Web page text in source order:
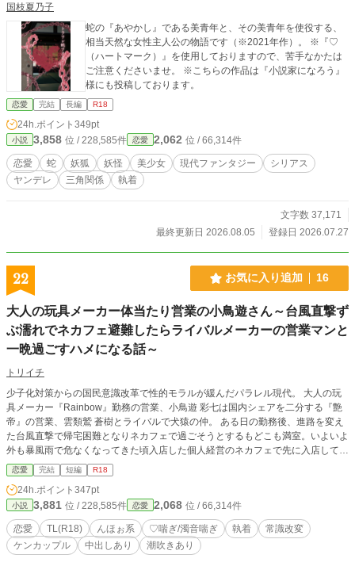
国枝夏乃子
蛇の『あやかし』である美青年と、その美青年を使役する、
相当天然な女性主人公の物語です（※2021年作）。 ※『♡
（ハートマーク）』を使用しておりますので、苦手なかたは
ご注意くださいませ。 ※こちらの作品は『小説家になろう』
様にも投稿しております。
恋愛 完結 長編 R18
24h.ポイント 349pt
小説 3,858 位 / 228,585件 恋愛 2,062 位 / 66,314件
恋愛 蛇 妖狐 妖怪 美少女 現代ファンタジー
シリアス
ヤンデレ
三角関係 執着
文字数 37,171
最終更新日 2026.08.05
登録日 2026.07.27
22 お気に入り追加 16
大人の玩具メーカー体当たり営業の小鳥遊さん～台風直撃ず
ぶ濡れでネカフェ避難したらライバルメーカーの営業マンと
一晩過ごすハメになる話～
トリイチ
少子化対策からの国民意識改革で性的モラルが緩んだパラレル現代。 大人の玩
具メーカー『Rainbow』勤務の営業、小鳥遊 彩七は国内シェアを二分する『艶
帝』の営業、雲類鷲 蒼樹とライバルで犬猿の仲。 ある日の勤務後、進路を変え
た台風直撃で帰宅困難となりネカフェで過ごそうとするもどこも満室。いよいよ
外も暴風雨で危なくなってきた頃入店した個人経営のネカフェで先に入店してい
た雲類鷲とばったり出くわして──！？ ※前半サブキャラ絡み（本番なし）有
り、この作品はフィクションです
恋愛 完結 短編 R18
24h.ポイント 347pt
小説 3,881 位 / 228,585件 恋愛 2,068 位 / 66,314件
恋愛 TL(R18) んほぉ系 ♡喘ぎ/濁音喘ぎ 執着
常識改変
ケンカップル
中出しあり 潮吹きあり